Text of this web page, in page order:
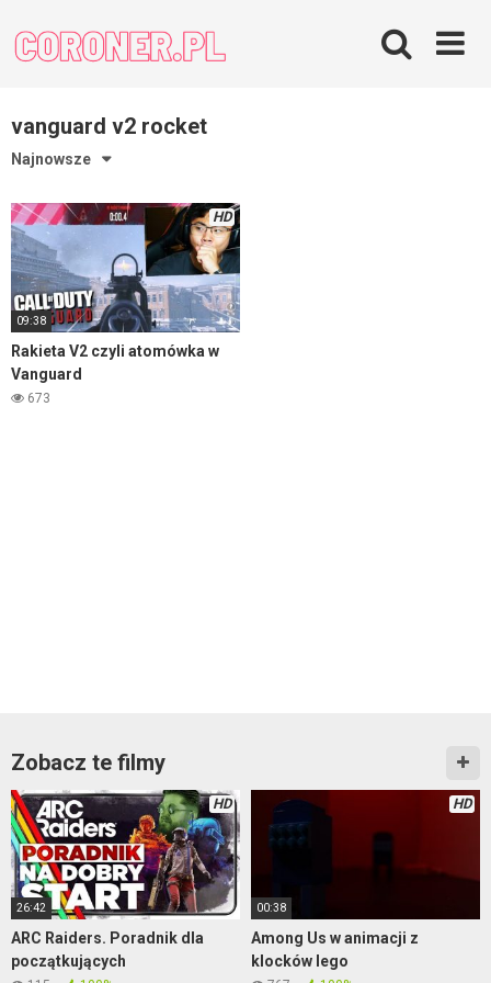
content
vanguard v2 rocket
Najnowsze
HD
09:38
Rakieta V2 czyli atomówka w
Vanguard
673
Zobacz te filmy
HD
26:42
ARC Raiders. Poradnik dla
początkujących
HD
00:38
Among Us w animacji z
klocków lego